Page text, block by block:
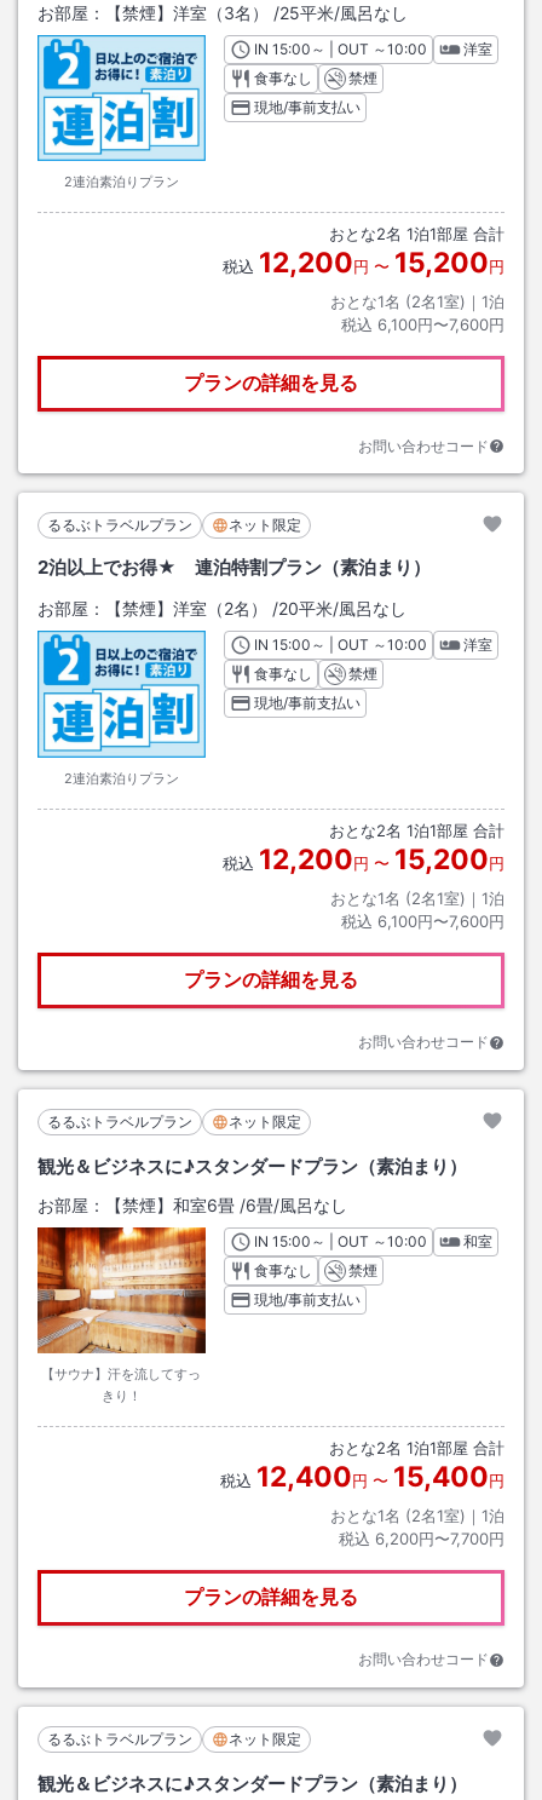
お部屋： 【禁煙】洋室（3名） /25平米/風呂なし
2連泊素泊りプラン
INチェックイン
15:00 ～ | OUT チェックアウト
～10:00
洋室
食事なし
禁煙
現地/事前支払い
おとな2名 1泊1部屋 合計
税込 12,200円 〜 15,200円
おとな1名 (2名1室)｜ 1泊
税込 6,100円〜7,600円
プランの詳細を見る
お問い合わせコード
るるぶトラベルプラン ネット限定
2泊以上でお得★ 連泊特割プラン（素泊まり）
お部屋： 【禁煙】洋室（2名） /20平米/風呂なし
2連泊素泊りプラン
INチェックイン
15:00 ～ | OUT チェックアウト
～10:00
洋室
食事なし
禁煙
現地/事前支払い
おとな2名 1泊1部屋 合計
税込 12,200円 〜 15,200円
おとな1名 (2名1室)｜ 1泊
税込 6,100円〜7,600円
プランの詳細を見る
お問い合わせコード
るるぶトラベルプラン ネット限定
観光＆ビジネスに♪スタンダードプラン（素泊まり）
お部屋： 【禁煙】和室6畳 /6畳/風呂なし
【サウナ】汗を流してすっ
きり！
INチェックイン
15:00 ～ | OUT チェックアウト
～10:00
和室
食事なし
禁煙
現地/事前支払い
おとな2名 1泊1部屋 合計
税込 12,400円 〜 15,400円
おとな1名 (2名1室)｜ 1泊
税込 6,200円〜7,700円
プランの詳細を見る
お問い合わせコード
るるぶトラベルプラン ネット限定
観光＆ビジネスに♪スタンダードプラン（素泊まり）